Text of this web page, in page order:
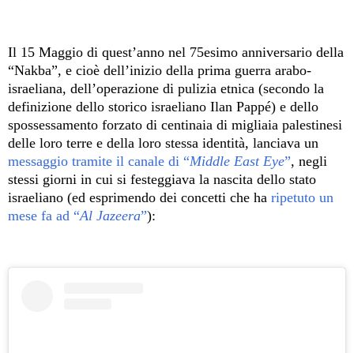
Il 15 Maggio di quest’anno nel 75esimo anniversario della
“Nakba”, e cioè dell’inizio della prima guerra arabo-
israeliana, dell’operazione di pulizia etnica (secondo la
definizione dello storico israeliano Ilan Pappé) e dello
spossessamento forzato di centinaia di migliaia palestinesi
delle loro terre e della loro stessa identità, lanciava un
messaggio tramite il canale di “Middle East Eye”, negli
stessi giorni in cui si festeggiava la nascita dello stato
israeliano (ed esprimendo dei concetti che ha ripetuto un
mese fa ad “Al Jazeera”):